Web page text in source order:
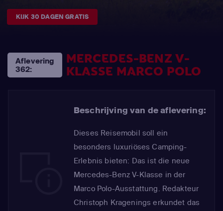
KIJK 30 DAGEN GRATIS
Aflevering
362:
MERCEDES-BENZ V-
KLASSE MARCO POLO
Beschrijving van de aflevering:
Dieses Reisemobil soll ein
besonders luxuriöses Camping-
Erlebnis bieten: Das ist die neue
Mercedes-Benz V-Klasse in der
Marco Polo-Ausstattung. Redakteur
Christoph Kragenings erkundet das